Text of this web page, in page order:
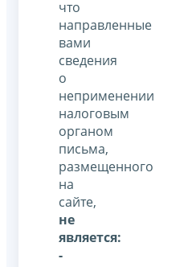
что
направленные
вами
сведения
о
неприменении
налоговым
органом
письма,
размещенного
на
сайте,
не
является:
-